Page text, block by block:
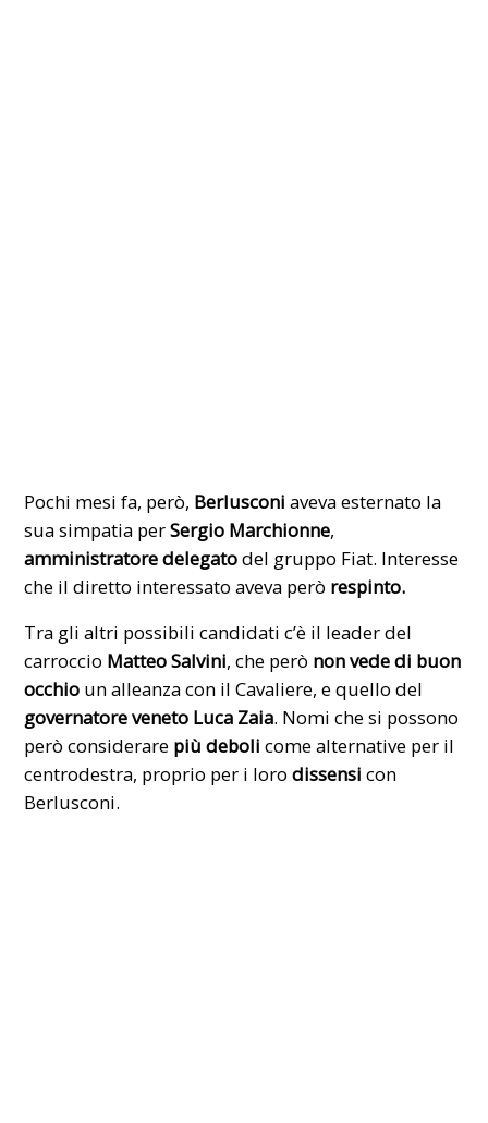
Pochi mesi fa, però, Berlusconi aveva esternato la
sua simpatia perSergio Marchionne,
amministratore delegatodel gruppo Fiat. Interesse
che il diretto interessato aveva però respinto.
Tra gli altri possibili candidati c’è il leader del
carroccio Matteo Salvini, che però non vede di buon
occhio un alleanza con il Cavaliere, e quello del
governatore veneto Luca Zaia. Nomi che si possono
però considerare più deboli come alternative per il
centrodestra, proprio per i lorodissensi con
Berlusconi.